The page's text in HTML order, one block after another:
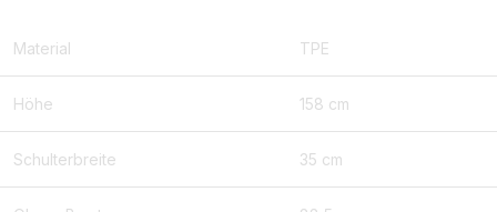
Material TPE
Höhe 158 cm
Schulterbreite 35 cm